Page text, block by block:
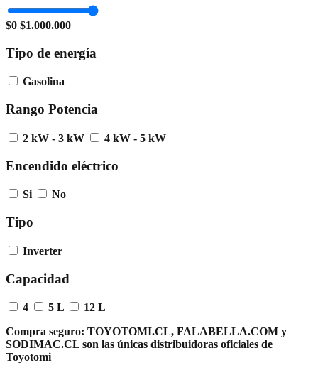
$0 $1.000.000
Tipo de energía
Gasolina
Rango Potencia
2 kW - 3 kW 4 kW - 5 kW
Encendido eléctrico
Si No
Tipo
Inverter
Capacidad
4 5 L
12 L
Compra seguro: TOYOTOMI.CL, FALABELLA.COM y
SODIMAC.CL son las únicas distribuidoras oficiales de
Toyotomi